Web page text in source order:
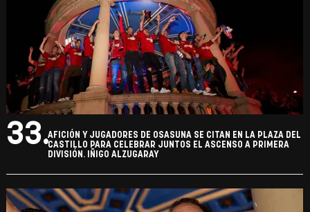
33.AFICIÓN Y JUGADORES DE OSASUNA SE CITAN EN LA PLAZA DEL
CASTILLO PARA CELEBRAR JUNTOS EL ASCENSO A PRIMERA
DIVISIÓN. IÑIGO ALZUGARAY